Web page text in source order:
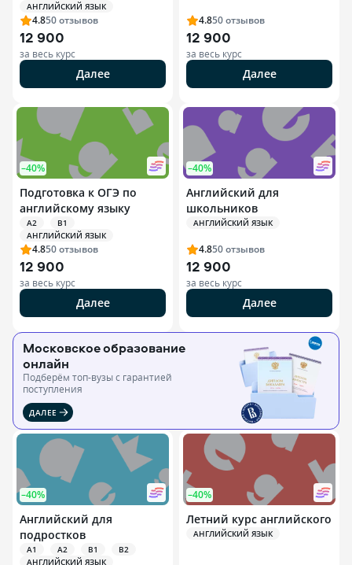
АНГЛИЙСКИЙ ЯЗЫК
4.850отзывов
12 900
за весь курс
Далее
4.850отзывов
12 900
за весь курс
Далее
–40%
Подготовка к ОГЭ по
английскому языку
A2
B1
АНГЛИЙСКИЙ ЯЗЫК
4.850отзывов
12 900
за весь курс
Далее
–40%
Английский для
школьников
АНГЛИЙСКИЙ ЯЗЫК
4.850отзывов
12 900
за весь курс
Далее
Московское образование
онлайн
Подберём топ-вузы c гарантией
поступления
ДАЛЕЕ
–40%
Английский для
подростков
A1 A2 B1
B2
АНГЛИЙСКИЙ ЯЗЫК
–40%
Летний курс английского
АНГЛИЙСКИЙ ЯЗЫК